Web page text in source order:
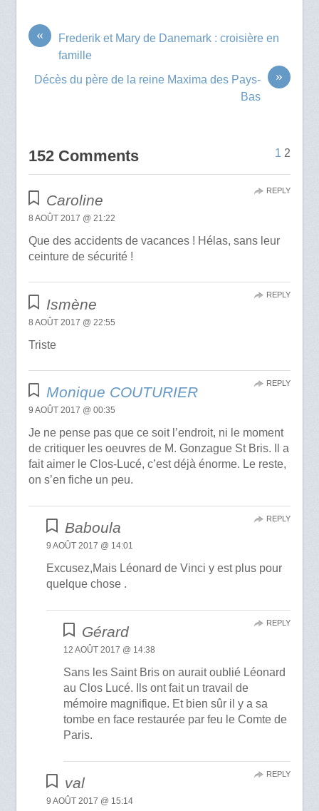
«
Frederik et Mary de Danemark : croisière en
famille
»
Décès du père de la reine Maxima des Pays-
Bas
152 Comments 1 2
Caroline
8 AOÛT 2017 @ 21:22
Que des accidents de vacances ! Hélas, sans leur
ceinture de sécurité !
REPLY
Ismène
8 AOÛT 2017 @ 22:55
Triste
REPLY
Monique COUTURIER
9 AOÛT 2017 @ 00:35
Je ne pense pas que ce soit l’endroit, ni le moment
de critiquer les oeuvres de M. Gonzague St Bris. Il a
fait aimer le Clos-Lucé, c’est déjà énorme. Le reste,
on s’en fiche un peu.
REPLY
Baboula
9 AOÛT 2017 @ 14:01
Excusez,Mais Léonard de Vinci y est plus pour
quelque chose .
REPLY
Gérard
12 AOÛT 2017 @ 14:38
Sans les Saint Bris on aurait oublié Léonard
au Clos Lucé. Ils ont fait un travail de
mémoire magnifique. Et bien sûr il y a sa
tombe en face restaurée par feu le Comte de
Paris.
REPLY
val
9 AOÛT 2017 @ 15:14
REPLY